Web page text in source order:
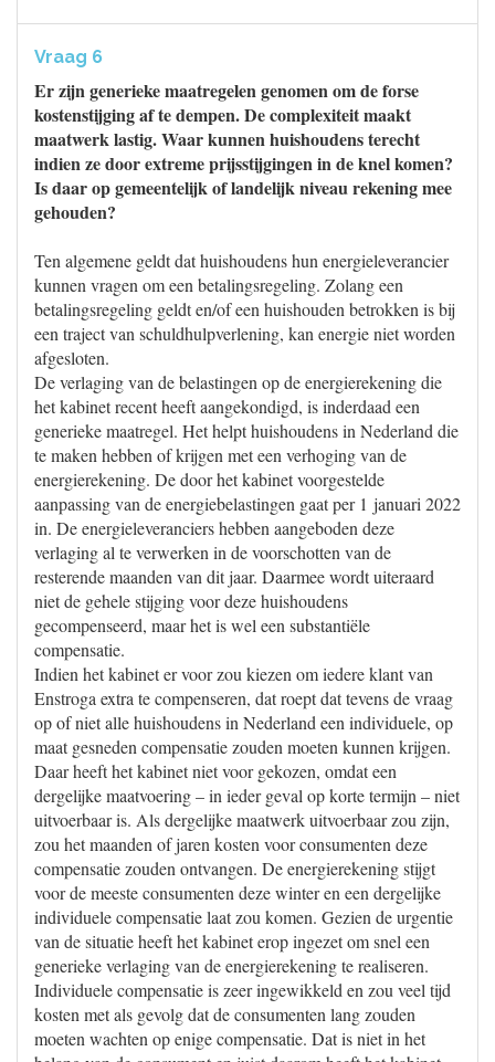
Vraag 6
Er zijn generieke maatregelen genomen om de forse
kostenstijging af te dempen. De complexiteit maakt
maatwerk lastig. Waar kunnen huishoudens terecht
indien ze door extreme prijsstijgingen in de knel komen?
Is daar op gemeentelijk of landelijk niveau rekening mee
gehouden?
Ten algemene geldt dat huishoudens hun energieleverancier
kunnen vragen om een betalingsregeling. Zolang een
betalingsregeling geldt en/of een huishouden betrokken is bij
een traject van schuldhulpverlening, kan energie niet worden
afgesloten.
De verlaging van de belastingen op de energierekening die
het kabinet recent heeft aangekondigd, is inderdaad een
generieke maatregel. Het helpt huishoudens in Nederland die
te maken hebben of krijgen met een verhoging van de
energierekening. De door het kabinet voorgestelde
aanpassing van de energiebelastingen gaat per 1 januari 2022
in. De energieleveranciers hebben aangeboden deze
verlaging al te verwerken in de voorschotten van de
resterende maanden van dit jaar. Daarmee wordt uiteraard
niet de gehele stijging voor deze huishoudens
gecompenseerd, maar het is wel een substantiële
compensatie.
Indien het kabinet er voor zou kiezen om iedere klant van
Enstroga extra te compenseren, dat roept dat tevens de vraag
op of niet alle huishoudens in Nederland een individuele, op
maat gesneden compensatie zouden moeten kunnen krijgen.
Daar heeft het kabinet niet voor gekozen, omdat een
dergelijke maatvoering – in ieder geval op korte termijn – niet
uitvoerbaar is. Als dergelijke maatwerk uitvoerbaar zou zijn,
zou het maanden of jaren kosten voor consumenten deze
compensatie zouden ontvangen. De energierekening stijgt
voor de meeste consumenten deze winter en een dergelijke
individuele compensatie laat zou komen. Gezien de urgentie
van de situatie heeft het kabinet erop ingezet om snel een
generieke verlaging van de energierekening te realiseren.
Individuele compensatie is zeer ingewikkeld en zou veel tijd
kosten met als gevolg dat de consumenten lang zouden
moeten wachten op enige compensatie. Dat is niet in het